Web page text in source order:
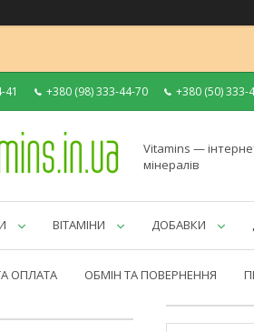
41 +380 (98) 333-44-70 +380 (50) 333-
Vitamins —
мінералів
ВІТАМІНИ ДОБАВКИ
ОПЛАТА ОБМІН ТА ПОВЕРНЕННЯ